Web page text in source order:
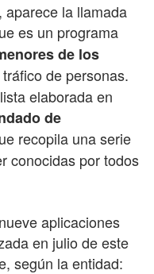
aparece la llamada
es un programa
de los
de personas.
elaborada en
de
recopila una serie
conocidas por todos
aplicaciones
en julio de este
según la entidad: